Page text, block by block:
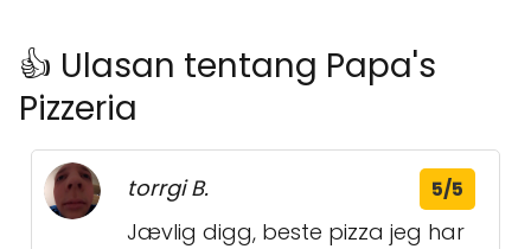
👍 Ulasan tentang Papa's
Pizzeria
torrgi B. 5/5
Jævlig digg, beste pizza jeg har